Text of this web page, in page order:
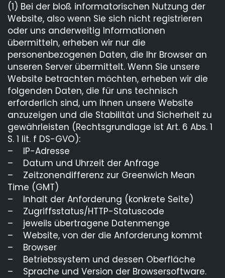
Ausbildungsportal Kronach
Datenschutz
(1) Bei der bloß informatorischen Nutzung der
Website, also wenn Sie sich nicht registrieren
oder uns anderweitig Informationen
übermitteln, erheben wir nur die
personenbezogenen Daten, die Ihr Browser an
unseren Server übermittelt. Wenn Sie unsere
Website betrachten möchten, erheben wir die
folgenden Daten, die für uns technisch
erforderlich sind, um Ihnen unsere Website
anzuzeigen und die Stabilität und Sicherheit zu
gewährleisten (Rechtsgrundlage ist Art. 6 Abs. 1
S. 1 lit. f DS-GVO):
– IP-Adresse
– Datum und Uhrzeit der Anfrage
– Zeitzonendifferenz zur Greenwich Mean
Time (GMT)
– Inhalt der Anforderung (konkrete Seite)
– Zugriffsstatus/HTTP-Statuscode
– jeweils übertragene Datenmenge
– Website, von der die Anforderung kommt
– Browser
– Betriebssystem und dessen Oberfläche
– Sprache und Version der Browsersoftware.